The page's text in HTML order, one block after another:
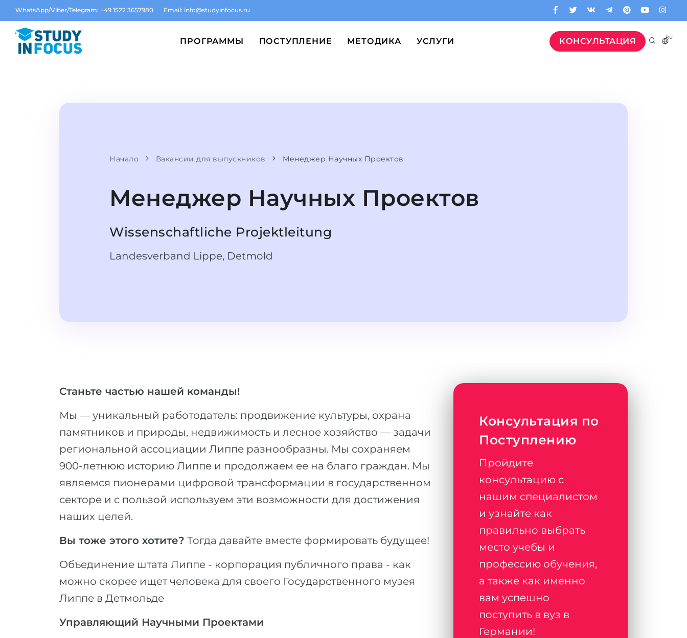
WhatsApp/Viber/Telegram: +49 1522 3657980 Email: info@studyinfocus.ru
КОНСУЛЬТАЦИЯ RU
ПРОГРАММЫ ПОСТУПЛЕНИЕ МЕТОДИКА УСЛУГИ
Начало Вакансии для выпускников Менеджер Научных Проектов
Менеджер Научных Проектов
Wissenschaftliche Projektleitung
Landesverband Lippe, Detmold
Станьте частью нашей команды!
Мы — уникальный работодатель: продвижение культуры, охрана
памятников и природы, недвижимость и лесное хозяйство — задачи
региональной ассоциации Липпе разнообразны. Мы сохраняем
900-летнюю историю Липпе и продолжаем ее на благо граждан. Мы
являемся пионерами цифровой трансформации в государственном
секторе и с пользой используем эти возможности для достижения
наших целей.
Вы тоже этого хотите? Тогда давайте вместе формировать будущее!
Объединение штата Липпе - корпорация публичного права - как
можно скорее ищет человека для своего Государственного музея
Липпе в Детмольде
Управляющий Научными Проектами
Консультация по
Поступлению
Пройдите
консультацию с
нашим специалистом
и узнайте как
правильно выбрать
место учебы и
профессию обучения,
а также как именно
вам успешно
поступить в вуз в
Германии!